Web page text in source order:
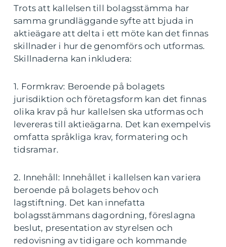
Trots att kallelsen till bolagsstämma har
samma grundläggande syfte att bjuda in
aktieägare att delta i ett möte kan det finnas
skillnader i hur de genomförs och utformas.
Skillnaderna kan inkludera:
1. Formkrav: Beroende på bolagets
jurisdiktion och företagsform kan det finnas
olika krav på hur kallelsen ska utformas och
levereras till aktieägarna. Det kan exempelvis
omfatta språkliga krav, formatering och
tidsramar.
2. Innehåll: Innehållet i kallelsen kan variera
beroende på bolagets behov och
lagstiftning. Det kan innefatta
bolagsstämmans dagordning, föreslagna
beslut, presentation av styrelsen och
redovisning av tidigare och kommande